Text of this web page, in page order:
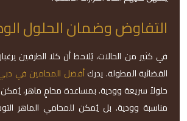
التفاوض وضمان الحلول
في كثير من الحالات، يُلاحظ أن كلا الطرفين
القضائية المطولة. يدركأفضل المحامين في
حلولاً سريعة وودية. بمساعدة محامٍ ماهر،
مناسبة وودية. بل يُمكن للمحامي الماهر